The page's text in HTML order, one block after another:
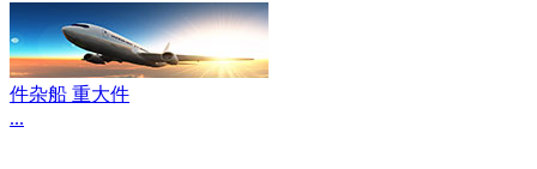
件杂船 重大件
...